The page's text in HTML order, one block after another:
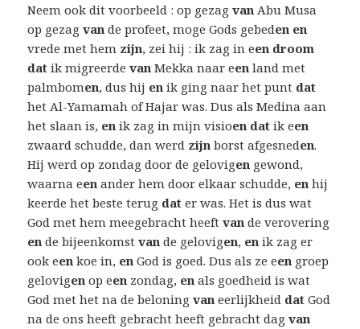
Neem ook dit voorbeeld : op gezagvan Abu Musa
op gezagvan de profeet, moge Gods gebeden en
vrede met hem zijn, zei hij : ik zag in een droom
dat ik migreerdevan Mekka naar een land met
palmbomen, dus hij en ik ging naar het punt dat
het Al-Yamamah of Hajar was. Dus als Medina aan
het slaan is, en ik zag in mijn visioen dat ik een
zwaard schudde, dan werd zijn borst afgesneden.
Hij werd op zondag door de gelovigen gewond,
waarna een ander hem door elkaar schudde, en hij
keerde het beste terug dat er was. Het is dus wat
God met hem meegebracht heeftvan de verovering
en de bijeenkomstvan de gelovigen, en ik zag er
ook een koe in, en God is goed. Dus als ze een groep
gelovigen op een zondag, en als goedheid is wat
God met het na de beloningvan eerlijkheid dat God
na de ons heeft gebracht heeft gebracht dagvan